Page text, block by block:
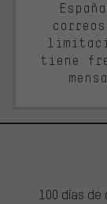
tiene
100 días